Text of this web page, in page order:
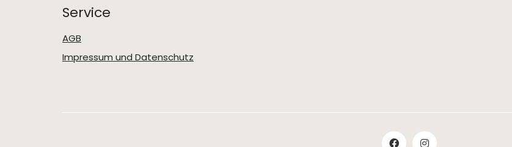
Service
AGB
Impressum und Datenschutz